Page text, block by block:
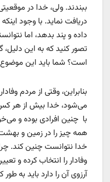
ببندند. ولی، خدا در
دریافت نماید. با وجود
داده و پند بدهد، اما
تصور کنید که به این
است؟ شما باید این موضوع
بنابراین، وقتی از مردم
می‌شود، خدا بیش از هر کس
با چنین افرادی بوده و
همه چیز را در زمین و
خدا نتوانست چنین کند.
وفادار را انتخاب کرده و
آرزوی آن را دارد باید به